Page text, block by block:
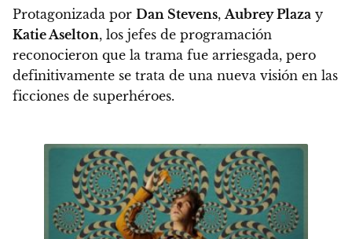
Protagonizada por Dan Stevens,Aubrey Plaza y
Katie Aselton, los jefes de programación
reconocieron que la trama fue arriesgada, pero
definitivamente se trata de una nueva visión en las
ficciones de superhéroes.